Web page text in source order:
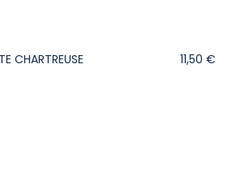
CHARTREUSE 11,50 €